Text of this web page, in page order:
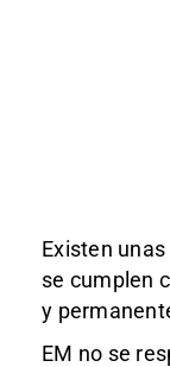
Existen unas
se cumplen
y
EM no se